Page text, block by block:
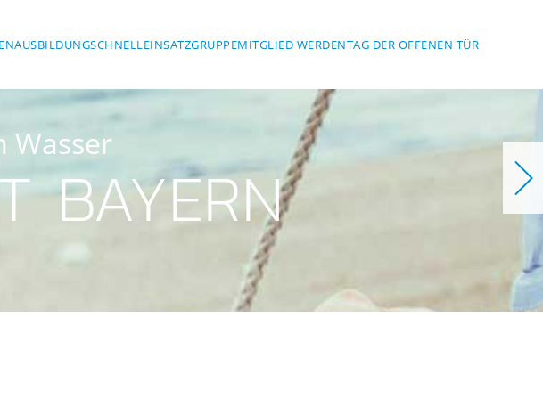
AUSBILDUNGSCHNELLEINSATZGRUPPEMITGLIED WERDENTAG DER OFFENEN TÜR
Wasser
BAYERN
Bayern